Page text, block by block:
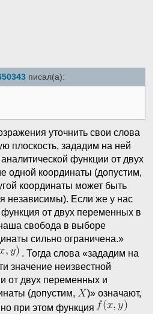
писал(а):
уточнить свои слова
плоскость, зададим на ней
функции от двух
одной координаты (допустим,
координаты может быть
независимы). Если же у нас
от двух переменных в
свобода в выборе
сильно ограничена.»
. Тогда слова «зададим на
значение неизвестной
от двух переменных и
(допустим,
)» означают,
при этом функция